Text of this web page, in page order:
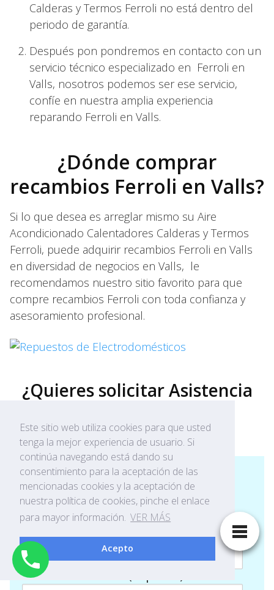
Calderas y Termos Ferroli no está dentro del
periodo de garantía.
Después pon pondremos en contacto con un
servicio técnico especializado en Ferroli en
Valls, nosotros podemos ser ese servicio,
confíe en nuestra amplia experiencia
reparando Ferroli en Valls.
¿Dónde comprar
recambios Ferroli en Valls?
Si lo que desea es arreglar mismo su Aire
Acondicionado Calentadores Calderas y Termos
Ferroli, puede adquirir recambios Ferroli en Valls
en diversidad de negocios en Valls, le
recomendamos nuestro sitio favorito para que
compre recambios Ferroli con toda confianza y
asesoramiento profesional.
¿Quieres solicitar Asistencia
Solicitud de Asistencia Técnica
Tu correo electrónico (requerido)
Este sitio web utiliza cookies para que usted
tenga la mejor experiencia de usuario. Si
continúa navegando está dando su
consentimiento para la aceptación de las
mencionadas cookies y la aceptación de
nuestra política de cookies, pinche el enlace
para mayor información. VER MÁS
Acepto